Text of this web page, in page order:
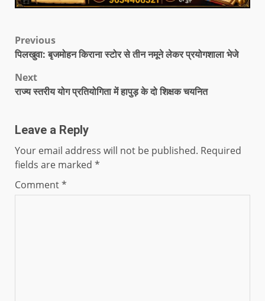
Previous
पिलखुवा: बृजमोहन किराना स्टोर से तीन नमूने लेकर प्रयोगशाला भेजे
Next
राज्य स्तरीय योग प्रतियोगिता में हापुड़ के दो शिक्षक चयनित
Leave a Reply
Your email address will not be published. Required
fields are marked *
Comment*